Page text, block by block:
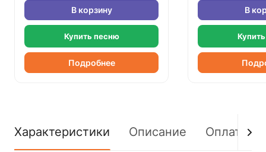
В корзину
Купить песню
Подробнее
В
Характеристики Описание Оплата